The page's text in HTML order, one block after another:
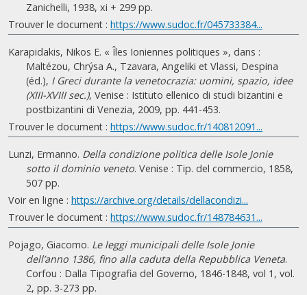
Zanichelli, 1938, xi + 299 pp.
Trouver le document : https://www.sudoc.fr/045733384...
Karapidakis, Nikos E. « Îles Ioniennes politiques », dans :
Maltézou, Chrýsa A., Tzavara, Angeliki et Vlassi, Despina
(éd.), I Greci durante la venetocrazia: uomini, spazio, idee
(XIII-XVIII sec.), Venise : Istituto ellenico di studi bizantini e
postbizantini di Venezia, 2009, pp. 441-453.
Trouver le document : https://www.sudoc.fr/140812091...
Lunzi, Ermanno. Della condizione politica delle Isole Jonie
sotto il dominio veneto. Venise : Tip. del commercio, 1858,
507 pp.
Voir en ligne : https://archive.org/details/dellacondizi...
Trouver le document : https://www.sudoc.fr/148784631...
Pojago, Giacomo. Le leggi municipali delle Isole Jonie
dell’anno 1386, fino alla caduta della Repubblica Veneta.
Corfou : Dalla Tipografia del Governo, 1846-1848, vol 1, vol.
2, pp. 3-273 pp.